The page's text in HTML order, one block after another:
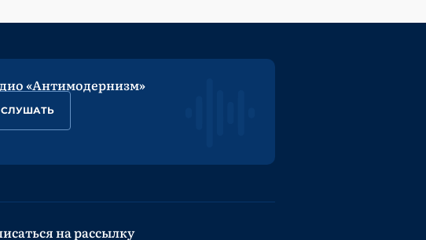
«Антимодернизм»
СЛУШАТЬ
на рассылку